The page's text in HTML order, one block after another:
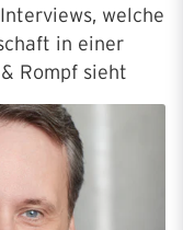
welche
in einer
Rompf sieht